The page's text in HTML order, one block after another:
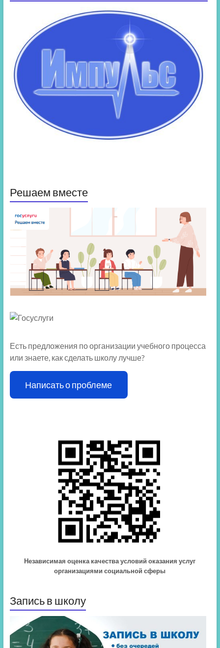
Решаем вместе
Есть предложения по организации учебного процесса
или знаете, как сделать школу лучше?
Написать о проблеме
Независимая оценка качества условий оказания услуг
организациями социальной сферы
Запись в школу